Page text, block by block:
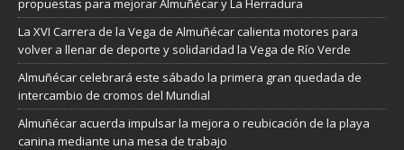
propuestas para mejorar Almuñécar y La Herradura
La XVI Carrera de la Vega de Almuñécar calienta motores para
volver a llenar de deporte y solidaridad la Vega de Río Verde
Almuñécar celebrará este sábado la primera gran quedada de
intercambio de cromos del Mundial
Almuñécar acuerda impulsar la mejora o reubicación de la playa
canina mediante una mesa de trabajo